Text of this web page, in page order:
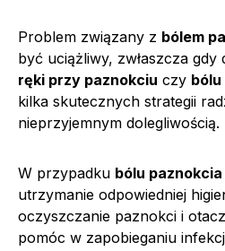
Problem związany z bólem
być uciążliwy, zwłaszcza gdy
ręki przy paznokciu czy
kilka skutecznych strategii
nieprzyjemnym dolegliwością.
W przypadku bólu
utrzymanie odpowiedniej
oczyszczanie paznokci i
pomóc w zapobieganiu